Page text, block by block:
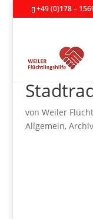
+49 (0)178 –
von Weiler
Allgemein, Archiv